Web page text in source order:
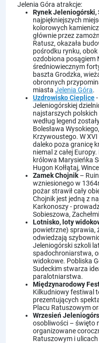
Jelenia Góra atrakcje:
Rynek Jeleniogórski,
najpiękniejszych
kolorowych
głównie przez
Ratusz, okazała
pośrodku rynku,
ozdobiona posągiem
średniowiecznym
baszta Grodzka,
obronnych
miasta Jelenia Góra.
Uzdrowisko Cieplice
Jeleniogórskiej
najstarszych polskich
według legend
Bolesława
Krzywoustego. W
daleko poza granicę
niemal z całej
królowa Marysieńka
Hugon Kołłątaj,
Zamek Chojnik –
wzniesionego w
pożar strawił cały
Chojnik jest jedną z
Karkonoszy -
Sobieszowa,
Lotnisko, loty
powietrzne) sprawia,
odwiedzają
Jeleniogórski szkoli
spadochroniarstwa,
widokowe. Pobliska
Sudeckim stwarza
paralotniarstwa.
Międzynarodowy
Kilkudniowy festiwal
prezentujących
Placu Ratuszowym
Wrzesień
osobliwości – święto
organizowane
Ratuszowym i